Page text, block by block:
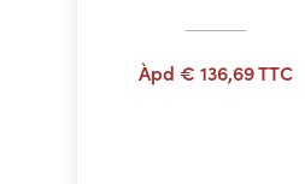
Àpd € 136,69TTC